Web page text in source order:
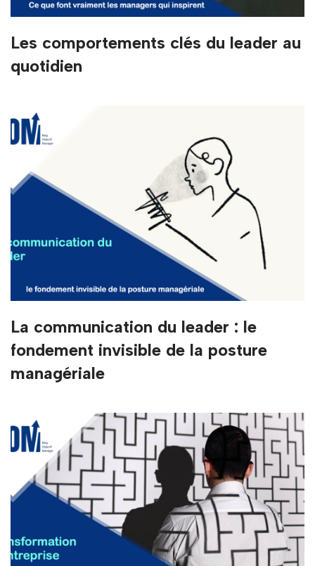
Les comportements clés du leader au
quotidien
La communication du leader : le
fondement invisible de la posture
managériale